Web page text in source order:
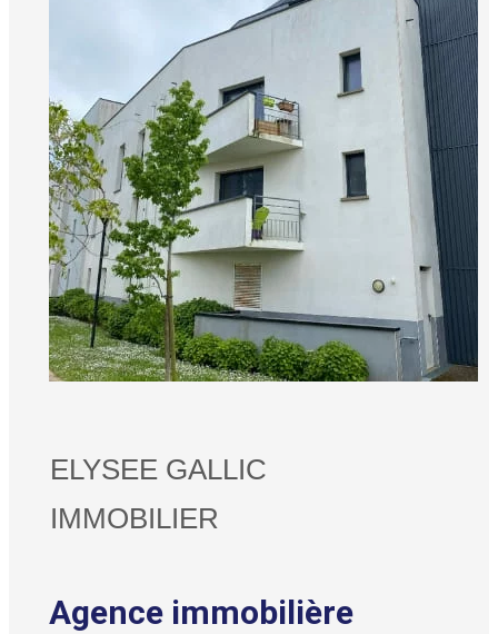
ELYSEE GALLIC
IMMOBILIER
Agence immobilière